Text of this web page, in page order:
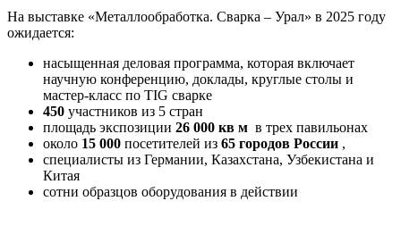
На выставке «Металлообработка. Сварка – Урал» в 2025 году
ожидается:
насыщенная деловая программа, которая включает
научную конференцию, доклады, круглые столы и
мастер-класс по TIG сварке
450 участников из 5 стран
площадь экспозиции 26 000 кв м в трех павильонах
около 15 000 посетителей из 65 городов России ,
специалисты из Германии, Казахстана, Узбекистана и
Китая
сотни образцов оборудования в действии